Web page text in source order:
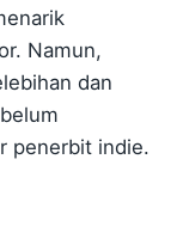
Namun,
dan
penerbit indie.